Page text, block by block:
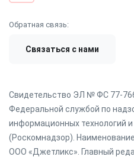
Обратная связь:
Связаться с нами
Свидетельство ЭЛ № ФС 77-
Федеральной службой по
информационных технологий
(Роскомнадзор).
ООО «Джетликс». Главный